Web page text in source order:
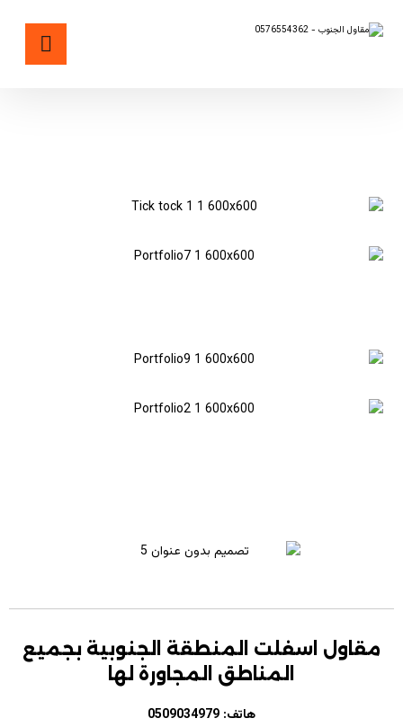
مقاول اسفلت المنطقة الجنوبية بجميع
المناطق المجاورة لها
هاتف: 0509034979